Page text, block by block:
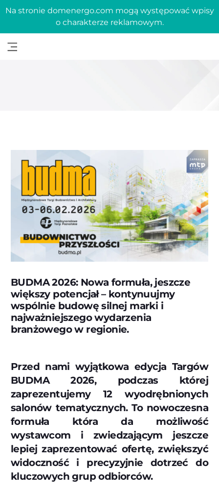
Na stronie domenergo.com mogą występować wpisy
o charakterze reklamowym.
BUDMA 2026: Nowa formuła, jeszcze
większy potencjał – kontynuujmy
wspólnie budowę silnej marki i
najważniejszego wydarzenia
branżowego w regionie.
Przed nami wyjątkowa edycja Targów
BUDMA 2026, podczas której
zaprezentujemy 12 wyodrębnionych
salonów tematycznych. To nowoczesna
formuła która da możliwość
wystawcom i zwiedzającym jeszcze
lepiej zaprezentować ofertę, zwiększyć
widoczność i precyzyjnie dotrzeć do
kluczowych grup odbiorców.